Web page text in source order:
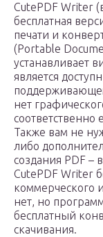
CutePDF Writer
бесплатная
печати и
(Portable
устанавливает
является
нет
соответственно
Также вам не
либо
создания PDF –
CutePDF Writer
коммерческого
нет, но
бесплатный
скачивания.